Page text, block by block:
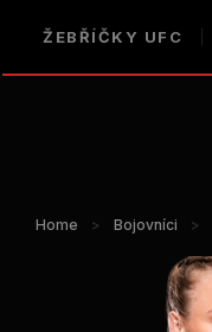
ŽEBŘÍČKY UFC
Home > Bojovníci >